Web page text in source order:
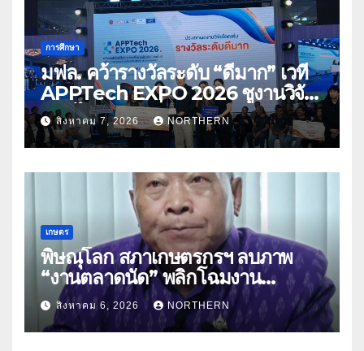
การศึกษา
มฟล. คว้ารางวัลระดับ “ดีมาก” เวที
APPTech EXPO 2026 ชูงานวิจัย
สมุนไพร ขับเคลื่อนนวัตกรรมสู่เชิง
พาณิชย์
สิงหาคม 7, 2026 NORTHERN
เกษตร
พิษณุโลก สภาเกษตรกรฯ ลบภาพ
“งานตลาดนัด” พลิกโฉมงาน
“เกษตรรุ่งเรืองเมืองสองแคว 69” มุ่ง
ประโยชน์เกษตรกร ดึงนวัตกรรม-จับ
คู่ธุรกิจดันสินค้าเกษตรสู่สากล (คลิป)
สิงหาคม 6, 2026 NORTHERN